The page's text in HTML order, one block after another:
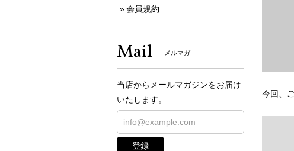
今回、
会員規約
Mail メルマガ
当店からメールマガジンをお届け
いたします。
登録